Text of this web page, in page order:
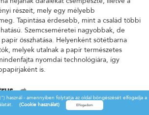
részeit, mely egy mélyebb
Tapintása érdesebb, mint a család többi
Szemcseméretei nagyobbak, de
összhatása. Helyenként sötétbarna
melyek utalnak a papír természetes
nyomdai technológiára, így
is.
A Crush egy környezetbarát
gyümölcsök és növények
használ - amennyiben folytatja az oldal böngészését elfogadja a
(Cookie használat)